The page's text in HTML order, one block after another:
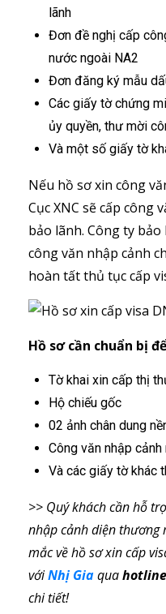
lãnh
Đơn đề nghị cấp
nước ngoài NA2
Đơn đăng ký mẫu
Các giấy tờ chứng
ủy quyền, thư mời
Và một số giấy tờ
Nếu hồ sơ xin công
Cục XNC sẽ cấp công
bảo lãnh. Công ty
công văn nhập cảnh
hoàn tất thủ tục cấp
Hồ sơ cần chuẩn bị
Tờ khai xin cấp thị
Hộ chiếu gốc
02 ảnh chân dung
Công văn nhập
Và các giấy tờ khác
>> Quý khách cần hỗ
nhập cảnh diện thương
mắc về hồ sơ xin cấp
vớiNhị Giaquahotline
chi tiết!